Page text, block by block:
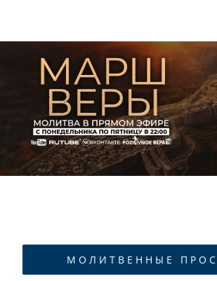
МОЛИТВЕННЫЕ